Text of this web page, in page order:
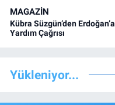
MAGAZİN
Kübra Süzgün’den Erdoğan’a
Yardım Çağrısı
Yükleniyor...